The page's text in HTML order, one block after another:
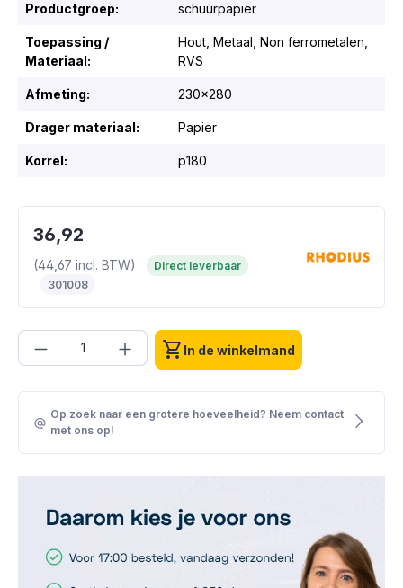
Productgroep: schuurpapier
Toepassing /
Materiaal:
Hout , Metaal , Non ferrometalen
RVS
Afmeting: 230x280
Drager materiaal: Papier
Korrel: p180
36,92
(44,67 incl. BTW)
Direct leverbaar
301008
Producthoeveelheid: Voer de
shopping_cart In de winkelmand
Op zoek naar een grotere hoeveelheid? Neem contact
met ons op!